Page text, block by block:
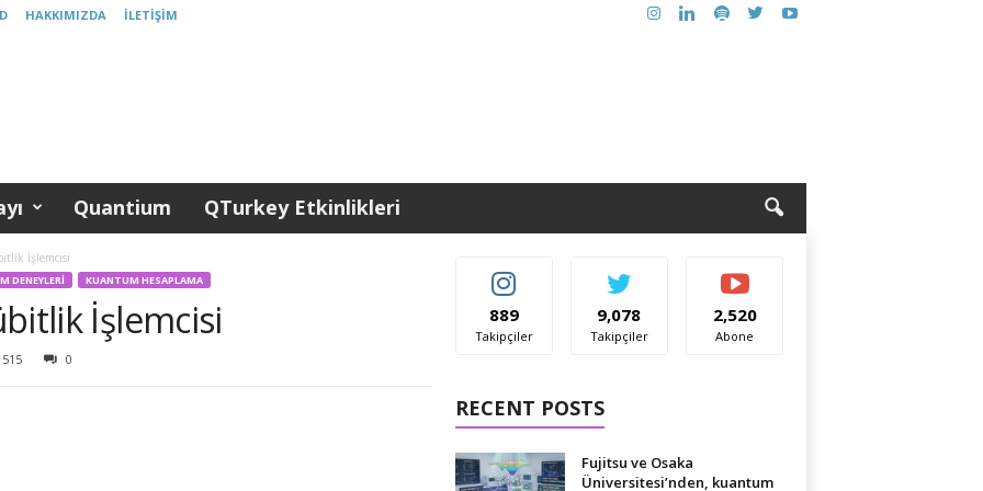
HAKKIMIZDA İLETIŞIM
Quantium QTurkey Etkinlikleri
İşlemcisi
DENEYLERI KUANTUM HESAPLAMA
İşlemcisi
515 0
889
Takipçiler
9,078
Takipçiler
2,520
Abone
RECENT POSTS
Fujitsu ve Osaka
Üniversitesi’nden, kuantum